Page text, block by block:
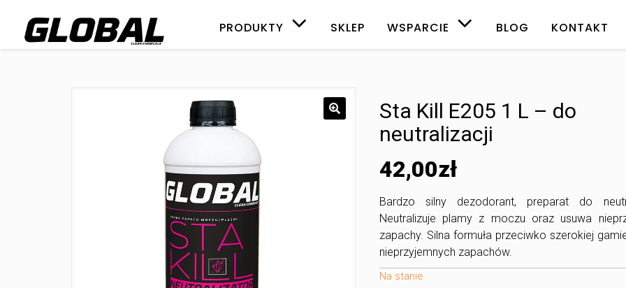
PRODUKTY SKLEP WSPARCIE BLOG KONTAKT
Sta Kill E205 1 L – do
neutralizacji
42,00zł
Bardzo silny dezodorant, preparat do
Neutralizuje plamy z moczu oraz usuwa
zapachy. Silna formuła przeciwko szerokiej
nieprzyjemnych zapachów.
Na stanie